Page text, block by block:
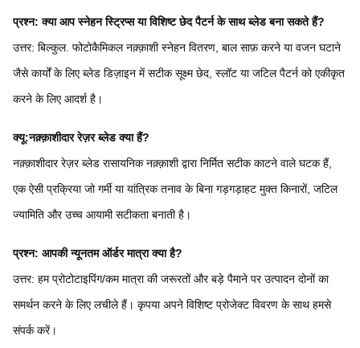
प्रश्न: क्या आप स्नेहन स्ट्रिप्स या विशिष्ट छेद पैटर्न के साथ ब्लेड बना सकते हैं?
उत्तर: बिल्कुल. फोटोकैमिकल नक़्क़ाशी स्नेहन वितरण, बाल साफ़ करने या वजन घटाने
जैसे कार्यों के लिए ब्लेड डिज़ाइन में सटीक सूक्ष्म छेद, स्लॉट या जटिल पैटर्न को एकीकृत
करने के लिए आदर्श है।
क्यू:नक़्क़ाशीदार रेज़र ब्लेड क्या हैं?
नक़्क़ाशीदार रेज़र ब्लेड रासायनिक नक़्क़ाशी द्वारा निर्मित सटीक काटने वाले घटक हैं,
एक ऐसी प्रक्रिया जो गर्मी या यांत्रिक तनाव के बिना गड़गड़ाहट मुक्त किनारों, जटिल
ज्यामिति और उच्च आयामी सटीकता बनाती है।
प्रश्न: आपकी न्यूनतम ऑर्डर मात्रा क्या है?
उत्तर: हम प्रोटोटाइपिंग/कम मात्रा की जरूरतों और बड़े पैमाने पर उत्पादन दोनों का
समर्थन करने के लिए लचीले हैं। कृपया अपने विशिष्ट प्रोजेक्ट विवरण के साथ हमसे
संपर्क करें।